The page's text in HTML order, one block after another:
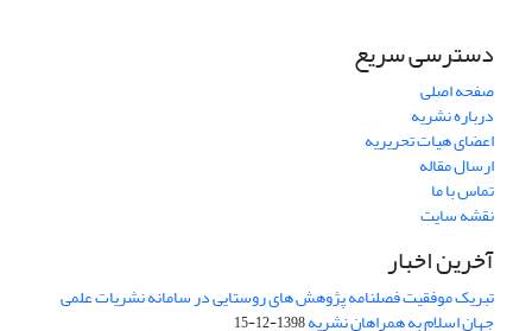
دسترسی سریع
صفحه اصلی
درباره نشریه
اعضای هیات تحریریه
ارسال مقاله
تماس با ما
نقشه سایت
آخرین اخبار
تبریک موفقیت فصلنامه پژوهش های روستایی در سامانه نشریات علمی
جهان اسلام به همراهان نشریه1398-12-15